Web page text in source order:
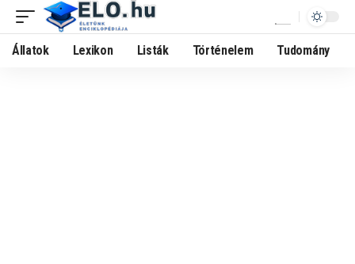
Állatok Lexikon Listák Történelem Tudomány